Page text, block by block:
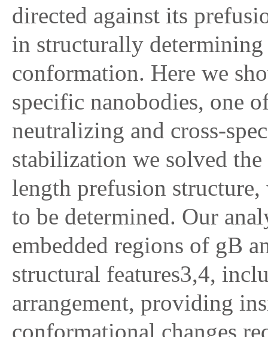
directed against its
in structurally determining
conformation. Here we
specific nanobodies, one
neutralizing and cross-
stabilization we solved
length prefusion
to be determined. Our
embedded regions of gB
structural features3,4,
arrangement, providing
conformational changes